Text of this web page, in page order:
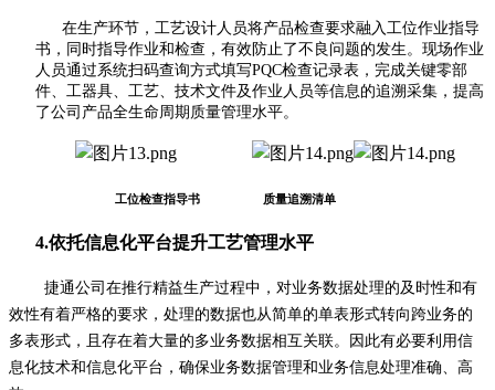
在生产环节，工艺设计人员将产品检查要求融入工位作业指导
书，同时指导作业和检查，有效防止了不良问题的发生。现场作业
人员通过系统扫码查询方式填写PQC检查记录表，完成关键零部
件、工器具、工艺、技术文件及作业人员等信息的追溯采集，提高
了公司产品全生命周期质量管理水平。
工位检查指导书 质量追溯清单
4.依托信息化平台提升工艺管理水平
捷通公司在推行精益生产过程中，对业务数据处理的及时性和有
效性有着严格的要求，处理的数据也从简单的单表形式转向跨业务的
多表形式，且存在着大量的多业务数据相互关联。因此有必要利用信
息化技术和信息化平台，确保业务数据管理和业务信息处理准确、高